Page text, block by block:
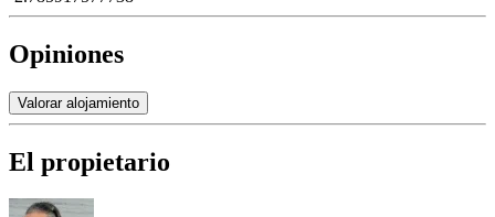
Opiniones
Valorar alojamiento
El propietario